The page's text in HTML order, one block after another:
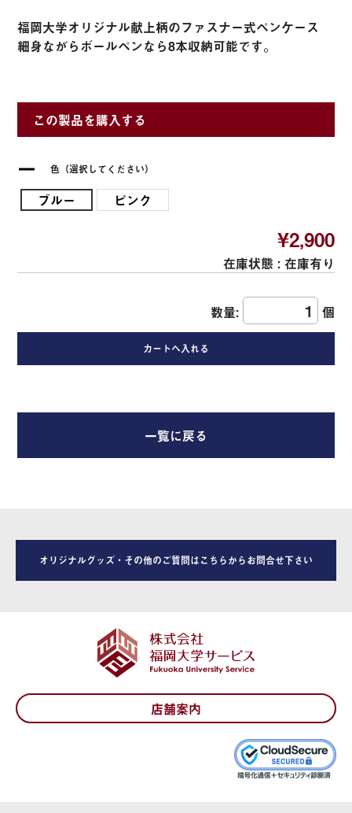
福岡大学オリジナル献上柄のファスナー式ペンケース
細身ながらボールペンなら8本収納可能です。
この製品を購入する
色（選択してください）
ブルー ピンク
¥2,900
在庫状態 : 在庫有り
数量: 個
一覧に戻る
オリジナルグッズ・その他のご質問はこちらからお問合せ下さい
店舗案内